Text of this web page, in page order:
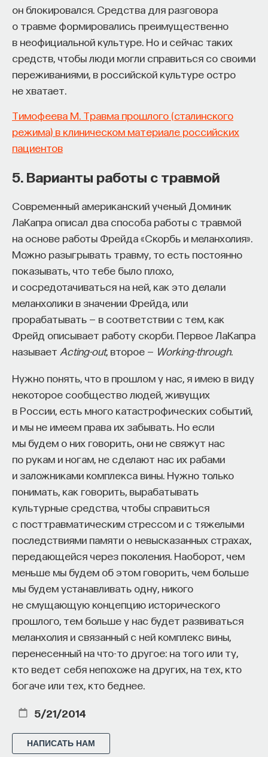
он блокировался. Средства для разговора
о травме формировались преимущественно
в неофициальной культуре. Но и сейчас таких
средств, чтобы люди могли справиться со своими
переживаниями, в российской культуре остро
не хватает.
Тимофеева М. Травма прошлого (сталинского
режима) в клиническом материале российских
пациентов
5. Варианты работы с травмой
Современный американский ученый Доминик
ЛаКапра описал два способа работы с травмой
на основе работы Фрейда «Скорбь и меланхолия».
Можно разыгрывать травму, то есть постоянно
показывать, что тебе было плохо,
и сосредотачиваться на ней, как это делали
меланхолики в значении Фрейда, или
прорабатывать — в соответствии с тем, как
Фрейд описывает работу скорби. Первое ЛаКапра
называет Acting-out, второе — Working-through.
Нужно понять, что в прошлом у нас, я имею в виду
некоторое сообщество людей, живущих
в России, есть много катастрофических событий,
и мы не имеем права их забывать. Но если
мы будем о них говорить, они не свяжут нас
по рукам и ногам, не сделают нас их рабами
и заложниками комплекса вины. Нужно только
понимать, как говорить, вырабатывать
культурные средства, чтобы справиться
с посттравматическим стрессом и с тяжелыми
последствиями памяти о невысказанных страхах,
передающейся через поколения. Наоборот, чем
меньше мы будем об этом говорить, чем больше
мы будем устанавливать одну, никого
не смущающую концепцию исторического
прошлого, тем больше у нас будет развиваться
меланхолия и связанный с ней комплекс вины,
перенесенный на что-то другое: на того или ту,
кто ведет себя непохоже на других, на тех, кто
богаче или тех, кто беднее.
5/21/2014
НАПИСАТЬ НАМ